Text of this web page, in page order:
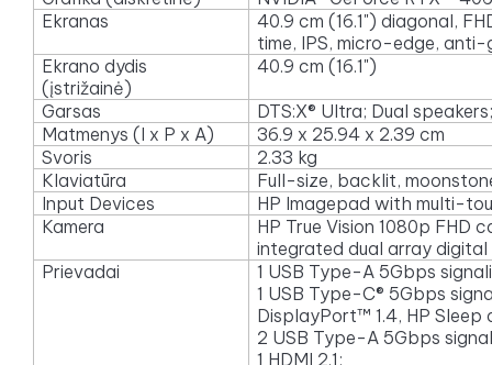
Ekranas
40.9 cm (16.1") diagonal,
time, IPS, micro-edge, anti-
Ekrano dydis
(įstrižainė)
40.9 cm (16.1")
Garsas
DTS:X® Ultra; Dual
Matmenys (I x P x A)
36.9 x 25.94 x 2.39 cm
Svoris
2.33 kg
Klaviatūra
Full-size, backlit,
Input Devices
HP Imagepad with multi-
Kamera
HP True Vision 1080p FHD
integrated dual array
Prievadai
1 USB Type-A 5Gbps
1 USB Type-C® 5Gbps
DisplayPort™ 1.4, HP Sleep
2 USB Type-A 5Gbps
1 HDMI 2.1;